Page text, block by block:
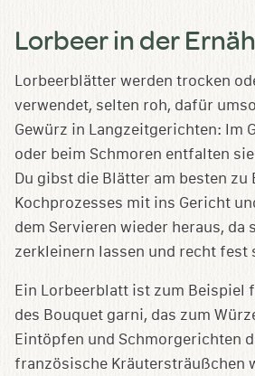
Lorbeer in der
Lorbeerblätter werden trocken
verwendet, selten roh, dafür
Gewürz in Langzeitgerichten: Im
oder beim Schmoren entfalten
Du gibst die Blätter am besten zu
Kochprozesses mit ins Gericht
dem Servieren wieder heraus, da
zerkleinern lassen und recht fest
Ein Lorbeerblatt ist zum Beispiel
des Bouquet garni, das zum
Eintöpfen und Schmorgerichten
französische Kräutersträußchen